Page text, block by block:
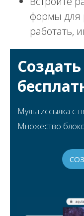
формы для
работать,
Мультиссылка с
Множество